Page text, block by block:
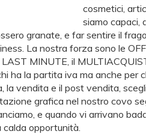
cosmetici,
siamo capaci,
granate, e far sentire il
La nostra forza sono le
MINUTE, il
ha la partita iva ma anche
la vendita e il post vendita,
grafica nel nostro covo
e quando vi arrivano
calda opportunità.